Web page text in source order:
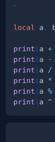
-
local a ,
print (a +
print (a -
print (a /
print (a *
print (a %
print (a ^